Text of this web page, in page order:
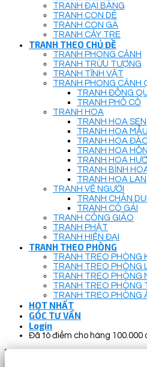
TRANH ĐẠI BÀNG
TRANH CON DÊ
TRANH CON GÀ
TRANH CÂY TRE
TRANH THEO CHỦ ĐỀ
TRANH PHONG CẢNH
TRANH TRỪU TƯỢNG
TRANH TĨNH VẬT
TRANH PHONG CẢNH
TRANH ĐỒNG
TRANH PHỐ CỔ
TRANH HOA
TRANH HOA SEN
TRANH HOA
TRANH HOA
TRANH HOA
TRANH HOA
TRANH BÌNH
TRANH HOA LAN
TRANH VẼ NGƯỜI
TRANH CHÂN
TRANH CÔ GÁI
TRANH CÔNG GIÁO
TRANH PHẬT
TRANH HIỆN ĐẠI
TRANH THEO PHÒNG
TRANH TREO PHÒNG
TRANH TREO PHÒNG
TRANH TREO PHÒNG
TRANH TREO PHÒNG
TRANH TREO PHÒNG
HOT NHẤT
GÓC TƯ VẤN
Login
Đã tô điểm cho hàng 100.000